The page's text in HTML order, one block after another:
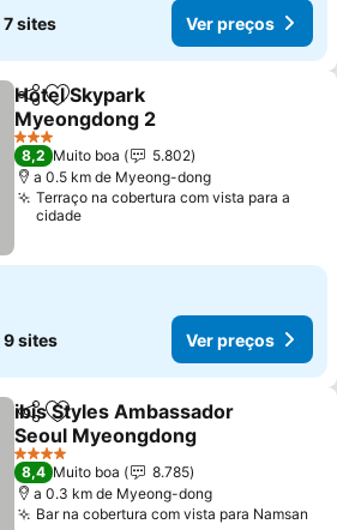
7 sites Ver preços
PartilharAdicionar aos favoritos
Hotel Skypark
Myeongdong 2
3 Estrelas
8,2 Muito boa
5.802
a 0.5 km de Myeong-dong
Terraço na cobertura com vista para a
cidade
9 sites Ver preços
PartilharAdicionar aos favoritos
ibis Styles Ambassador
Seoul Myeongdong
4 Estrelas
8,4 Muito boa
8.785
a 0.3 km de Myeong-dong
Bar na cobertura com vista para Namsan